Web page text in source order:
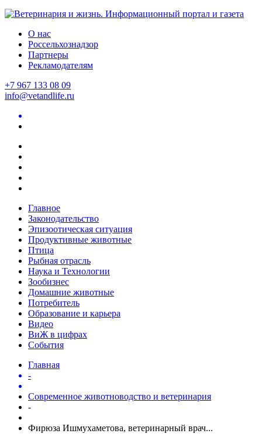
О нас
Россельхознадзор
Партнеры
Рекламодателям
+7 967 133 08 09
info@vetandlife.ru
Главное
Законодательство
Эпизоотическая ситуация
Продуктивные животные
Птица
Рыбная отрасль
Наука и Технологии
Зообизнес
Домашние животные
Потребитель
Образование и карьера
Видео
ВиЖ в цифрах
События
Главная
-
Современное животноводство и ветеринария
-
Фирюза Ишмухаметова, ветеринарный врач...